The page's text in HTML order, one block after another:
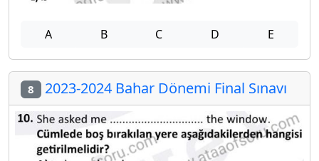
A B C D E
8 2023-2024 Bahar Dönemi Final Sınavı